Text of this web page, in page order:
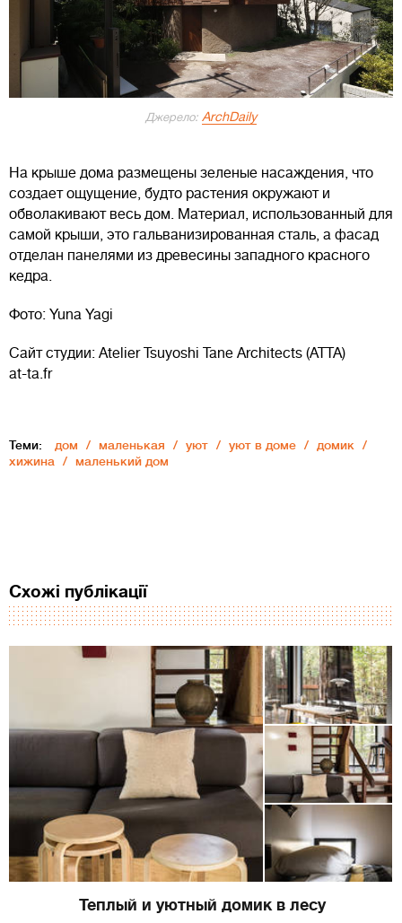
Джерело: ArchDaily
На крыше дома размещены зеленые насаждения, что
создает ощущение, будто растения окружают и
обволакивают весь дом. Материал, использованный для
самой крыши, это гальванизированная сталь, а фасад
отделан панелями из древесины западного красного
кедра.
Фото: Yuna Yagi
Сайт студии: Atelier Tsuyoshi Tane Architects (ATTA)
at-ta.fr
Теми: дом маленькая уют уют в доме
домик
хижина
маленький дом
Схожі публікації
Теплый и уютный домик в лесу